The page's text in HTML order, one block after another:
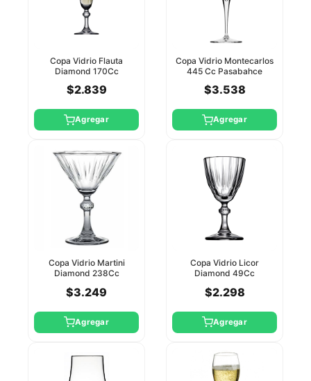
Copa Vidrio Flauta
Diamond 170Cc
$2.839
Agregar
Copa Vidrio Montecarlos
445 Cc Pasabahce
$3.538
Agregar
Copa Vidrio Martini
Diamond 238Cc
$3.249
Agregar
Copa Vidrio Licor
Diamond 49Cc
$2.298
Agregar